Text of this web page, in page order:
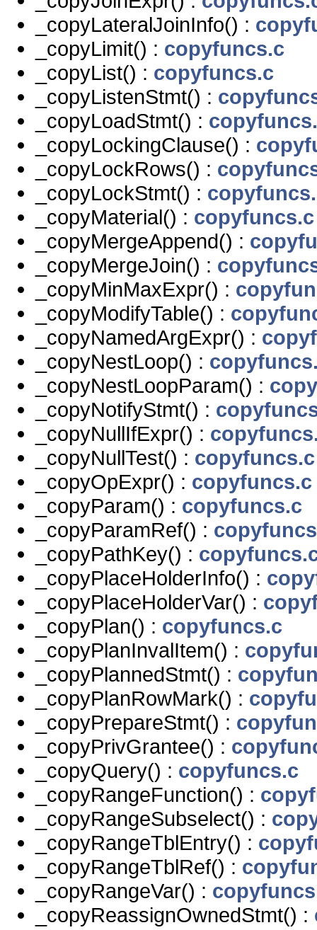
_copyLateralJoinInfo() :
_copyLimit() : copyfuncs.c
_copyList() : copyfuncs.c
_copyListenStmt() :
_copyLoadStmt() :
_copyLockingClause() :
_copyLockRows() :
_copyLockStmt() :
_copyMaterial() : copyfuncs.c
_copyMergeAppend() :
_copyMergeJoin() :
_copyMinMaxExpr() :
_copyModifyTable() :
_copyNamedArgExpr() :
_copyNestLoop() :
_copyNestLoopParam() :
_copyNotifyStmt() :
_copyNullIfExpr() :
_copyNullTest() : copyfuncs.c
_copyOpExpr() : copyfuncs.c
_copyParam() : copyfuncs.c
_copyParamRef() :
_copyPathKey() :
_copyPlaceHolderInfo() :
_copyPlaceHolderVar() :
_copyPlan() : copyfuncs.c
_copyPlanInvalItem() :
_copyPlannedStmt() :
_copyPlanRowMark() :
_copyPrepareStmt() :
_copyPrivGrantee() :
_copyQuery() : copyfuncs.c
_copyRangeFunction() :
_copyRangeSubselect() :
_copyRangeTblEntry() :
_copyRangeTblRef() :
_copyRangeVar() :
_copyReassignOwnedStmt() :